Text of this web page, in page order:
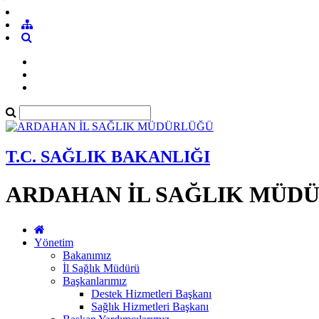
T.C. SAĞLIK BAKANLIĞI
ARDAHAN İL SAĞLIK
Yönetim
Bakanımız
İl Sağlık Müdürü
Başkanlarımız
Destek Hizmetleri Başkanı
Sağlık Hizmetleri Başkanı
Bilgi Güvenliği Taahhütnamesi
POLİTİKALAR
Bilgi Güvenliği Yönetim Sistemi(BGYS) Politikası
Parola Politikası
Sosyal Medya ve Sosyal Mühendislik Saldırılarından Korunma Politikası
Sistem Odası Fiziksel Güvenlik Politikası
PROSEDÜRLER/TALİMATLAR